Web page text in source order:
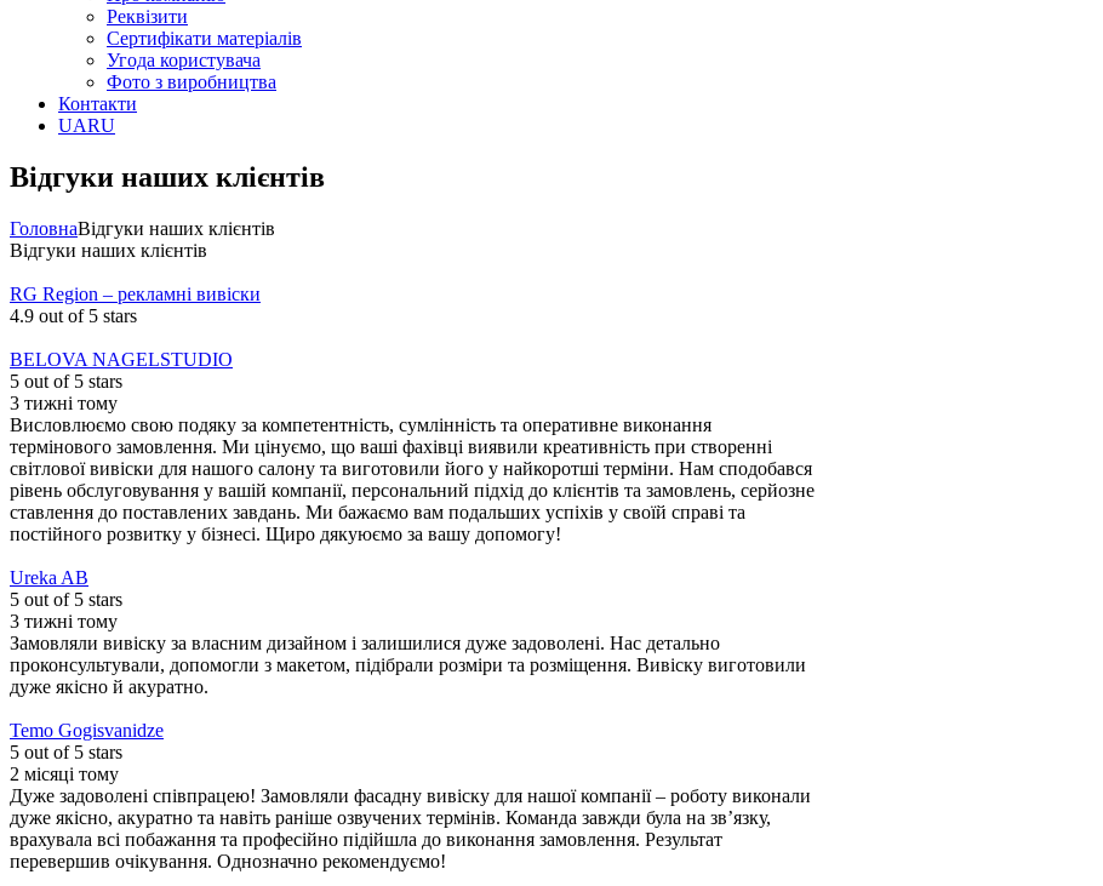
Реквізити
Сертифікати матеріалів
Угода користувача
Фото з виробництва
Контакти
UARU
Відгуки наших клієнтів
ГоловнаВідгуки наших клієнтів
Відгуки наших клієнтів
RG Region – рекламні вивіски
4.9 out of 5 stars
BELOVA NAGELSTUDIO
5 out of 5 stars
3 тижні тому
Висловлюємо свою подяку за компетентність, сумлінність та оперативне виконання
термінового замовлення. Ми цінуємо, що ваші фахівці виявили креативність при створенні
світлової вивіски для нашого салону та виготовили його у найкоротші терміни. Нам сподобався
рівень обслуговування у вашій компанії, персональний підхід до клієнтів та замовлень, серйозне
ставлення до поставлених завдань. Ми бажаємо вам подальших успіхів у своїй справі та
постійного розвитку у бізнесі. Щиро дякуюємо за вашу допомогу!
Ureka AB
5 out of 5 stars
3 тижні тому
Замовляли вивіску за власним дизайном і залишилися дуже задоволені. Нас детально
проконсультували, допомогли з макетом, підібрали розміри та розміщення. Вивіску виготовили
дуже якісно й акуратно.
Temo Gogisvanidze
5 out of 5 stars
2 місяці тому
Дуже задоволені співпрацею! Замовляли фасадну вивіску для нашої компанії – роботу виконали
дуже якісно, акуратно та навіть раніше озвучених термінів. Команда завжди була на зв’язку,
врахувала всі побажання та професійно підійшла до виконання замовлення. Результат
перевершив очікування. Однозначно рекомендуємо!